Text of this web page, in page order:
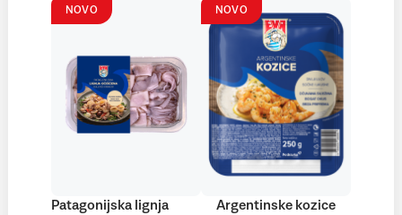
NOVO
Patagonijska lignja
NOVO
Argentinske kozice